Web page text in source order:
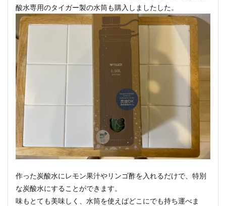
酸水専用のタイガー製の水筒も購入しましたした。
作った炭酸水にレモン果汁やリンゴ酢を入れるだけで、特別
な炭酸水にすることができます。
味もとても美味しく、水筒を使えばどこにでも持ち運べま